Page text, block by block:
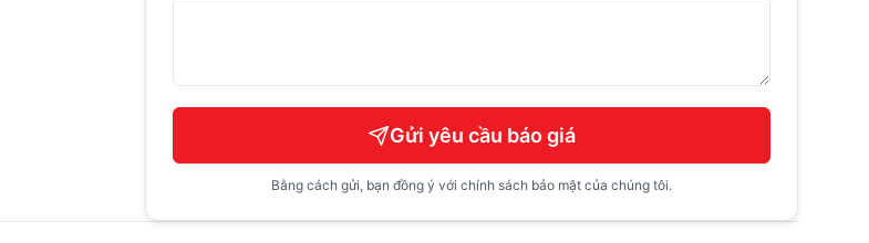
Gửi yêu cầu báo giá
Bằng cách gửi, bạn đồng ý với chính sách bảo mật của chúng tôi.